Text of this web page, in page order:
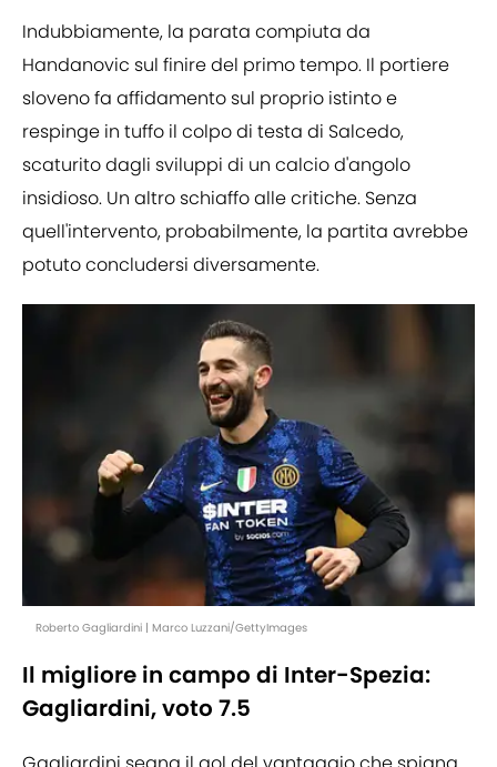
Indubbiamente, la parata compiuta da
Handanovic sul finire del primo tempo. Il portiere
sloveno fa affidamento sul proprio istinto e
respinge in tuffo il colpo di testa di Salcedo,
scaturito dagli sviluppi di un calcio d'angolo
insidioso. Un altro schiaffo alle critiche. Senza
quell'intervento, probabilmente, la partita avrebbe
potuto concludersi diversamente.
Roberto Gagliardini | Marco Luzzani/GettyImages
Il migliore in campo di Inter-Spezia:
Gagliardini, voto 7.5